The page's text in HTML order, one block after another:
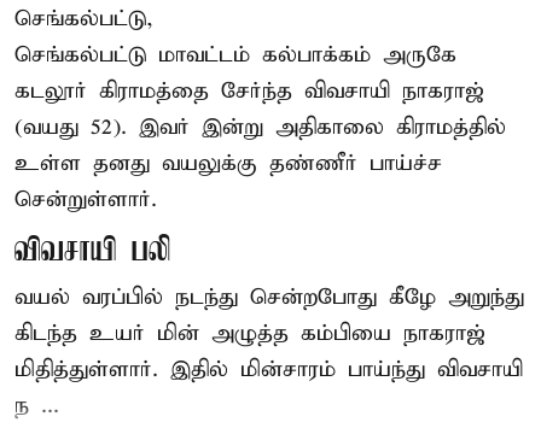
செங்கல்பட்டு,
செங்கல்பட்டு மாவட்டம் கல்பாக்கம் அருகே
கடலூர் கிராமத்தை சேர்ந்த விவசாயி நாகராஜ்
(வயது 52). இவர் இன்று அதிகாலை கிராமத்தில்
உள்ள தனது வயலுக்கு தண்ணீர் பாய்ச்ச
சென்றுள்ளார்.
விவசாயி பலி
வயல் வரப்பில் நடந்து சென்றபோது கீழே அறுந்து
கிடந்த உயர் மின் அழுத்த கம்பியை நாகராஜ்
மிதித்துள்ளார். இதில் மின்சாரம் பாய்ந்து விவசாயி
ந ...